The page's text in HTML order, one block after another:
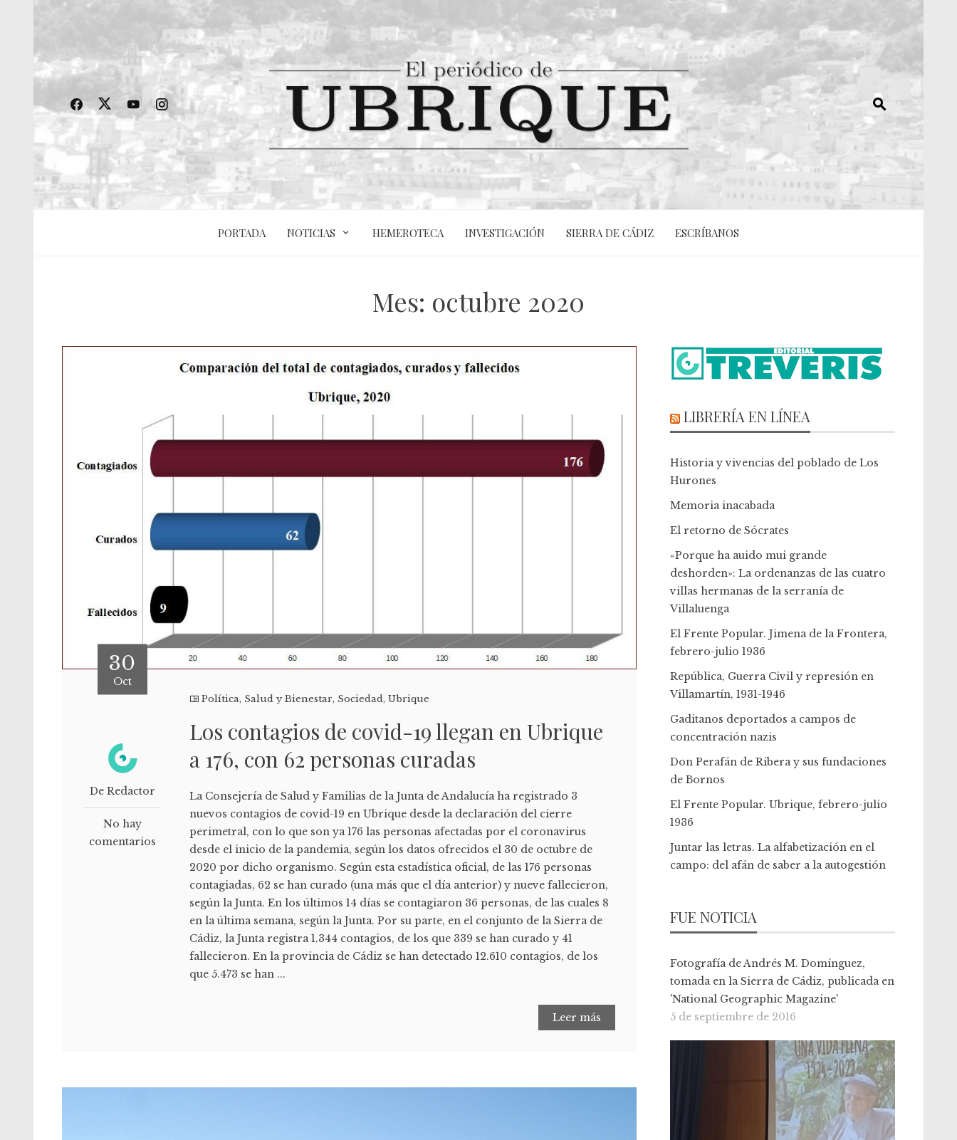
PORTADA NOTICIAS HEMEROTECA INVESTIGACIÓN SIERRA DE CÁDIZ ESCRÍBANOS
Mes: octubre 2020
30
Oct
De Redactor
No hay
comentarios
Política, Salud y Bienestar, Sociedad,Ubrique
Los contagios de covid-19 llegan en Ubrique
a 176, con 62 personas curadas
La Consejería de Salud y Familias de la Junta de Andalucía ha registrado 3
nuevos contagios de covid-19 en Ubrique desde la declaración del cierre
perimetral, con lo que son ya 176 las personas afectadas por el coronavirus
desde el inicio de la pandemia, según los datos ofrecidos el 30 de octubre de
2020 por dicho organismo. Según esta estadística oficial, de las 176 personas
contagiadas, 62 se han curado (una más que el día anterior) y nueve fallecieron,
según la Junta. En los últimos 14 días se contagiaron 36 personas, de las cuales 8
en la última semana, según la Junta. Por su parte, en el conjunto de la Sierra de
Cádiz, la Junta registra 1.344 contagios, de los que 339 se han curado y 41
fallecieron. En la provincia de Cádiz se han detectado 12.610 contagios, de los
que 5.473 se han ...
Leer más
LIBRERÍA EN LÍNEA
Historia y vivencias del poblado de Los
Hurones
Memoria inacabada
El retorno de Sócrates
«Porque ha auido mui grande
deshorden»: La ordenanzas de las cuatro
villas hermanas de la serranía de
Villaluenga
El Frente Popular. Jimena de la Frontera,
febrero-julio 1936
República, Guerra Civil y represión en
Villamartín, 1931-1946
Gaditanos deportados a campos de
concentración nazis
Don Perafán de Ribera y sus fundaciones
de Bornos
El Frente Popular. Ubrique, febrero-julio
1936
Juntar las letras. La alfabetización en el
campo: del afán de saber a la autogestión
FUE NOTICIA
Fotografía de Andrés M. Domínguez,
tomada en la Sierra de Cádiz, publicada en
'National Geographic Magazine'
5 de septiembre de 2016